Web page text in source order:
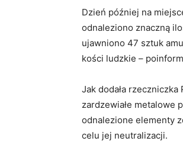
Dzień później na
odnaleziono znaczną
ujawniono 47 sztuk
kości ludzkie –
Jak dodała
zardzewiałe metalowe
odnalezione elementy
celu jej neutralizacji.